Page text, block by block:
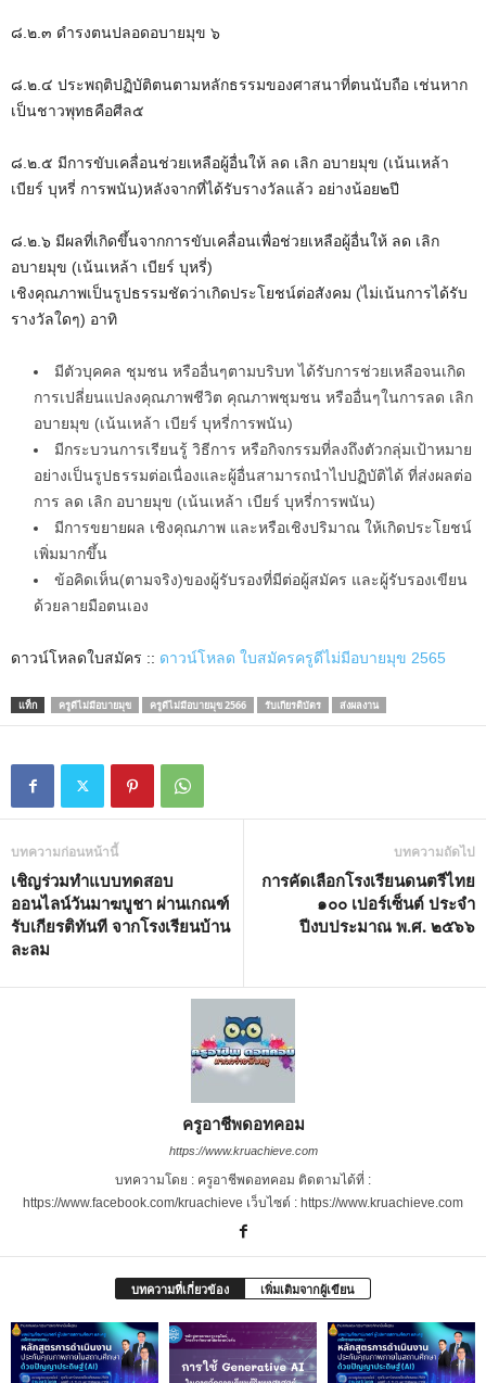
๘.๒.๓ ดำรงตนปลอดอบายมุข ๖
๘.๒.๔ ประพฤติปฏิบัติตนตามหลักธรรมของศาสนาที่ตนนับถือ เช่นหาก
เป็นชาวพุทธคือศีล๕
๘.๒.๕ มีการขับเคลื่อนช่วยเหลือผู้อื่นให้ ลด เลิก อบายมุข (เน้นเหล้า
เบียร์ บุหรี่ การพนัน)หลังจากที่ได้รับรางวัลแล้ว อย่างน้อย๒ปี
๘.๒.๖ มีผลที่เกิดขึ้นจากการขับเคลื่อนเพื่อช่วยเหลือผู้อื่นให้ ลด เลิก
อบายมุข (เน้นเหล้า เบียร์ บุหรี่)
เชิงคุณภาพเป็นรูปธรรมชัดว่าเกิดประโยชน์ต่อสังคม (ไม่เน้นการได้รับ
รางวัลใดๆ) อาทิ
มีตัวบุคคล ชุมชน หรืออื่นๆตามบริบท ได้รับการช่วยเหลือจนเกิด
การเปลี่ยนแปลงคุณภาพชีวิต คุณภาพชุมชน หรืออื่นๆในการลด เลิก
อบายมุข (เน้นเหล้า เบียร์ บุหรี่การพนัน)
มีกระบวนการเรียนรู้ วิธีการ หรือกิจกรรมที่ลงถึงตัวกลุ่มเป้าหมาย
อย่างเป็นรูปธรรมต่อเนื่องและผู้อื่นสามารถนำไปปฏิบัติได้ ที่ส่งผลต่อ
การ ลด เลิก อบายมุข (เน้นเหล้า เบียร์ บุหรี่การพนัน)
มีการขยายผล เชิงคุณภาพ และหรือเชิงปริมาณ ให้เกิดประโยชน์
เพิ่มมากขึ้น
ข้อคิดเห็น(ตามจริง)ของผู้รับรองที่มีต่อผู้สมัคร และผู้รับรองเขียน
ด้วยลายมือตนเอง
ดาวน์โหลดใบสมัคร :: ดาวน์โหลด ใบสมัครครูดีไม่มีอบายมุข 2565
แท็ก ครูดีไม่มีอบายมุข ครูดีไม่มีอบายมุข 2566 รับเกียรติบัตร ส่งผลงาน
บทความก่อนหน้านี้
เชิญร่วมทำแบบทดสอบ
ออนไลน์วันมาฆบูชา ผ่านเกณฑ์
รับเกียรติทันที จากโรงเรียนบ้าน
ละลม
บทความถัดไป
การคัดเลือกโรงเรียนดนตรีไทย
๑๐๐ เปอร์เซ็นต์ ประจำ
ปีงบประมาณ พ.ศ. ๒๕๖๖
ครูอาชีพดอทคอม
https://www.kruachieve.com
บทความโดย : ครูอาชีพดอทคอม ติดตามได้ที่ :
https://www.facebook.com/kruachieve เว็บไซต์ : https://www.kruachieve.com
บทความที่เกี่ยวข้อง เพิ่มเติมจากผู้เขียน